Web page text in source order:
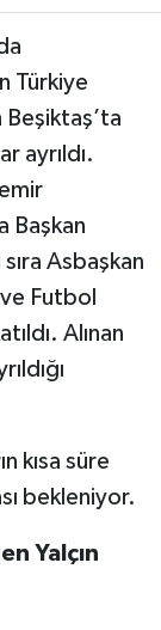
Türkiye
Beşiktaş’ta
ayrıldı.
Başkan
sıra Asbaşkan
Futbol
Alınan
kısa süre
bekleniyor.
Yalçın